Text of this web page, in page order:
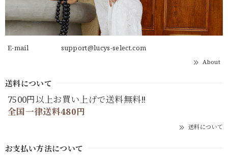
E-mail support@lucys-select.com
About
送料について
7500円以上お買い上げで送料無料‼
全国一律送料480円
送料について
お支払い方法について